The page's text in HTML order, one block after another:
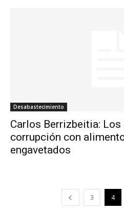
Desabastecimiento
Carlos Berrizbeitia: Los
corrupción con
engavetados
3 4